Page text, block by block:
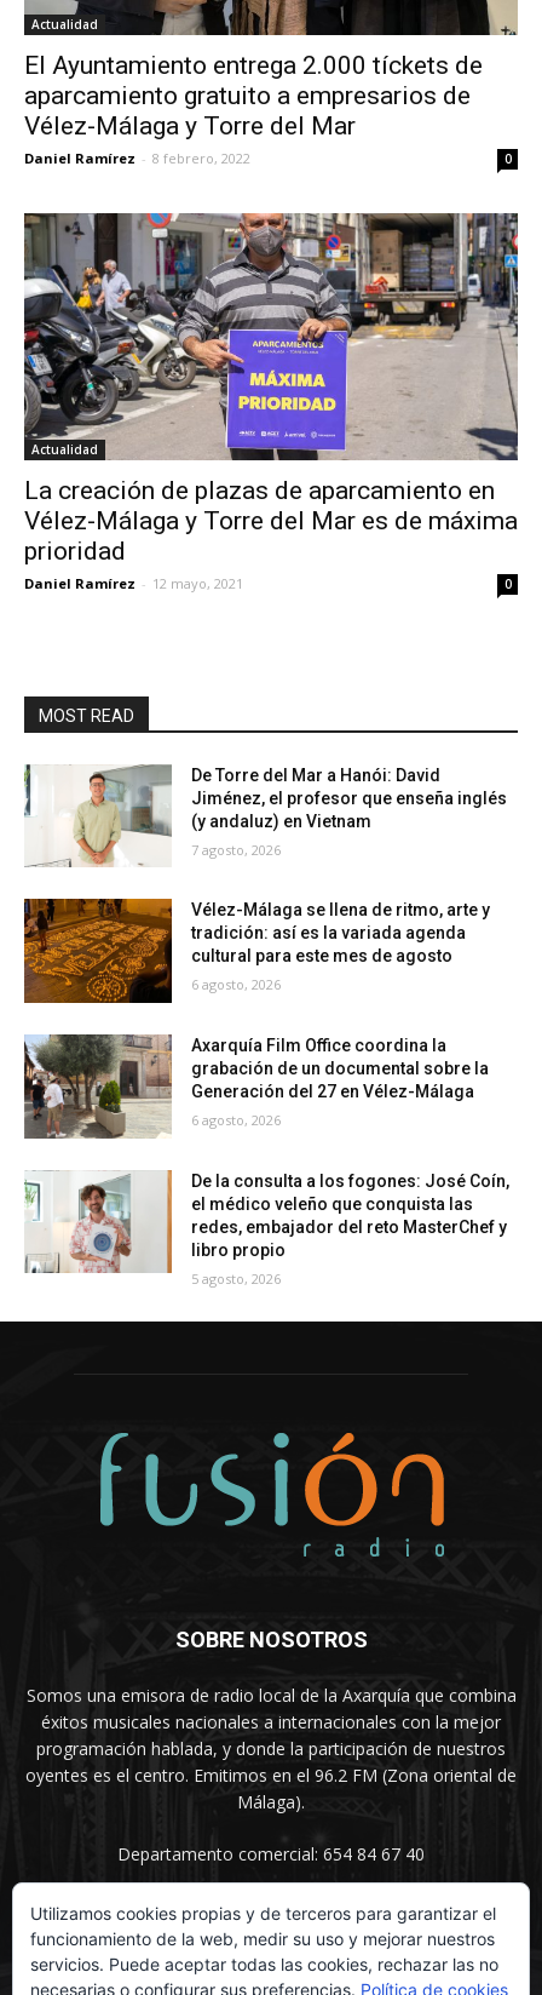
Actualidad
El Ayuntamiento entrega 2.000 tíckets de
aparcamiento gratuito a empresarios de
Vélez-Málaga y Torre del Mar
Daniel Ramírez - 8 febrero, 2022 0
Actualidad
La creación de plazas de aparcamiento en
Vélez-Málaga y Torre del Mar es de máxima
prioridad
Daniel Ramírez - 12 mayo, 2021 0
MOST READ
De Torre del Mar a Hanói: David
Jiménez, el profesor que enseña inglés
(y andaluz) en Vietnam
7 agosto, 2026
Vélez-Málaga se llena de ritmo, arte y
tradición: así es la variada agenda
cultural para este mes de agosto
6 agosto, 2026
Axarquía Film Office coordina la
grabación de un documental sobre la
Generación del 27 en Vélez-Málaga
6 agosto, 2026
De la consulta a los fogones: José Coín,
el médico veleño que conquista las
redes, embajador del reto MasterChef y
libro propio
5 agosto, 2026
SOBRE NOSOTROS
Somos una emisora de radio local de la Axarquía que combina
éxitos musicales nacionales a internacionales con la mejor
programación hablada, y donde la participación de nuestros
oyentes es el centro. Emitimos en el 96.2 FM (Zona oriental de
Málaga).
Departamento comercial: 654 84 67 40
SÍGUENOS
Utilizamos cookies propias y de terceros para garantizar el
funcionamiento de la web, medir su uso y mejorar nuestros
servicios. Puede aceptar todas las cookies, rechazar las no
necesarias o configurar sus preferencias. Política de cookies